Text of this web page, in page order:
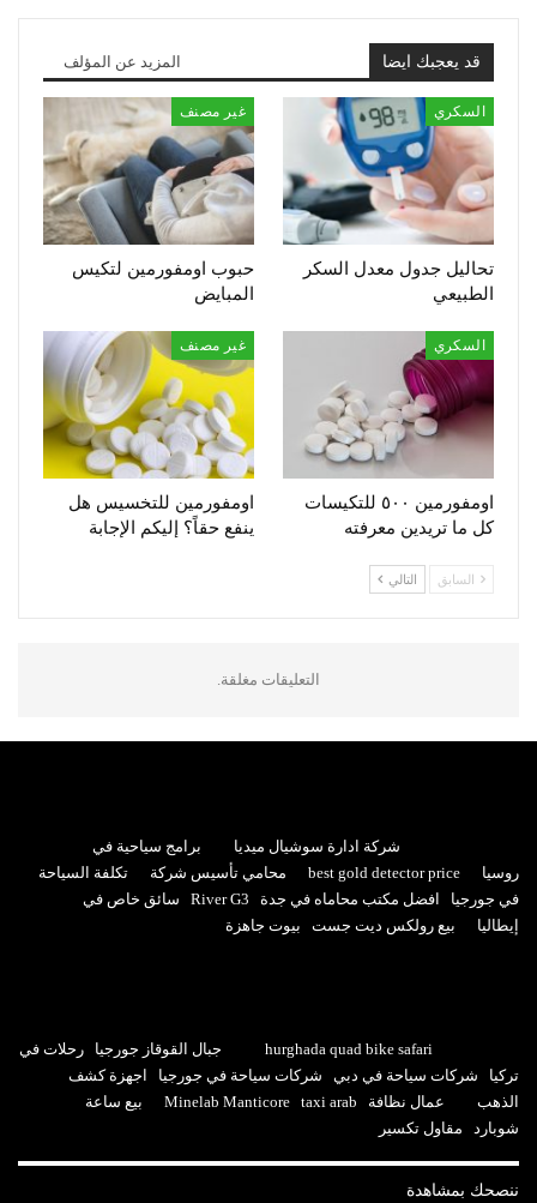
قد يعجبك ايضا المزيد عن المؤلف
السكري
تحاليل جدول معدل السكر
الطبيعي
غير مصنف
حبوب اومفورمين لتكيس
المبايض
السكري
اومفورمين ٥٠٠ للتكيسات
كل ما تريدين معرفته
غير مصنف
اومفورمين للتخسيس هل
ينفع حقاً؟ إليكم الإجابة
السابق التالي
التعليقات مغلقة.
شركة ادارة سوشيال ميديا
برامج سياحية في
روسيا
best gold detector price محامي تأسيس شركة
تكلفة السياحة
في جورجيا
افضل مكتب محاماه في جدة River G3
سائق خاص في
إيطاليا
بيع رولكس ديت جست بيوت جاهزة
hurghada quad bike safari جبال القوقاز جورجيا
رحلات في
تركيا
شركات سياحة في دبي شركات سياحة في جورجيا
اجهزة كشف
الذهب
عمال نظافة Minelab Manticore taxi arab
بيع ساعة
شوبارد
مقاول تكسير
ننصحك بمشاهدة